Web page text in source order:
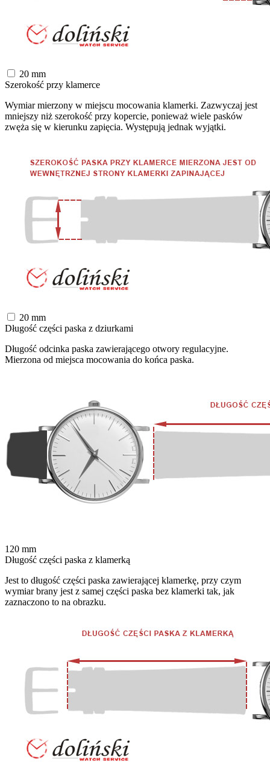
20 mm
Szerokość przy klamerce
Wymiar mierzony w miejscu mocowania klamerki. Zazwyczaj jest
mniejszy niż szerokość przy kopercie, ponieważ wiele pasków
zwęża się w kierunku zapięcia. Występują jednak wyjątki.
20 mm
Długość części paska z dziurkami
Długość odcinka paska zawierającego otwory regulacyjne.
Mierzona od miejsca mocowania do końca paska.
120 mm
Długość części paska z klamerką
Jest to długość części paska zawierającej klamerkę, przy czym
wymiar brany jest z samej części paska bez klamerki tak, jak
zaznaczono to na obrazku.